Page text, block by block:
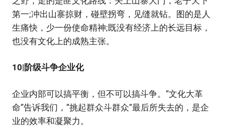
第一;冲出山寨掠财，碰壁拐弯，见缝就钻。图的是人
生痛快，少一份使命精神;既没有经济上的长远目标，
也没有文化上的成熟主张。
10|阶级斗争企业化
企业内部可以搞平衡，但不可以搞斗争。”文化大革
命”告诉我们，”挑起群众斗群众”最后所失去的，是企
业的效率和凝聚力。